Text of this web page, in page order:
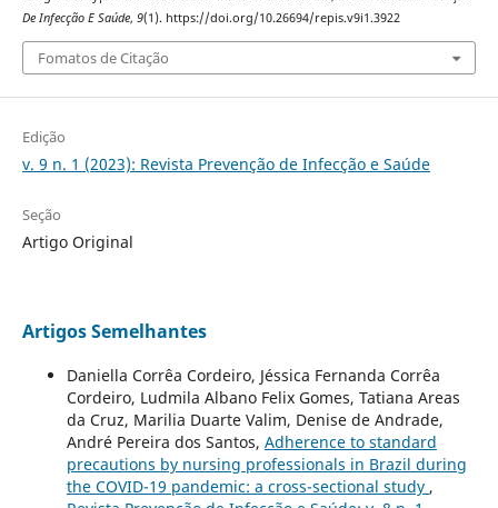
De Infecção E Saúde, 9(1). https://doi.org/10.26694/repis.v9i1.3922
Fomatos de Citação
Edição
v. 9 n. 1 (2023): Revista Prevenção de Infecção e Saúde
Seção
Artigo Original
Artigos Semelhantes
Daniella Corrêa Cordeiro, Jéssica Fernanda Corrêa
Cordeiro, Ludmila Albano Felix Gomes, Tatiana Areas
da Cruz, Marilia Duarte Valim, Denise de Andrade,
André Pereira dos Santos, Adherence to standard
precautions by nursing professionals in Brazil during
the COVID-19 pandemic: a cross-sectional study ,